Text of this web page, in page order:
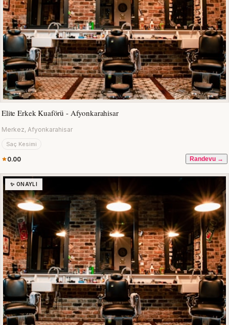
Elite Erkek Kuaförü - Afyonkarahisar
Merkez, Afyonkarahisar
Saç Kesimi
0.00 Randevu →
✨ ONAYLI